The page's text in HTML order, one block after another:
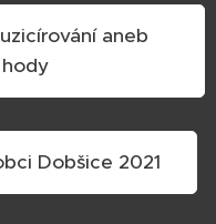
aneb
Dobšice 2021